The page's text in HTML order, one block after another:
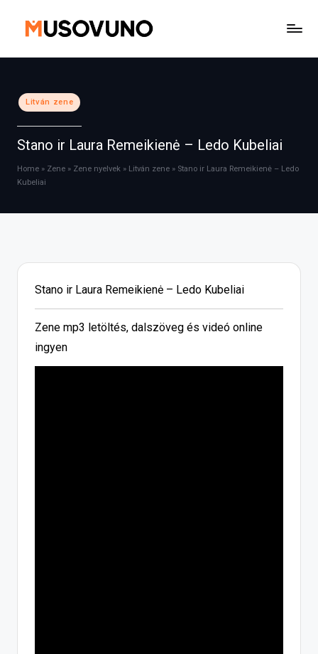
Posted
in
Litván zene
Stano ir Laura Remeikienė – Ledo Kubeliai
Home » Zene » Zene nyelvek » Litván zene » Stano ir Laura Remeikienė – Ledo
Kubeliai
Stano ir Laura Remeikienė – Ledo Kubeliai
Zene mp3 letöltés, dalszöveg és videó online
ingyen